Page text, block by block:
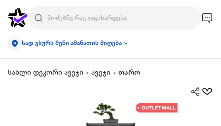
სად გსურს შენი ამანათის მიღება
სახლი დეკორი ავეჯი ავეჯი თარო